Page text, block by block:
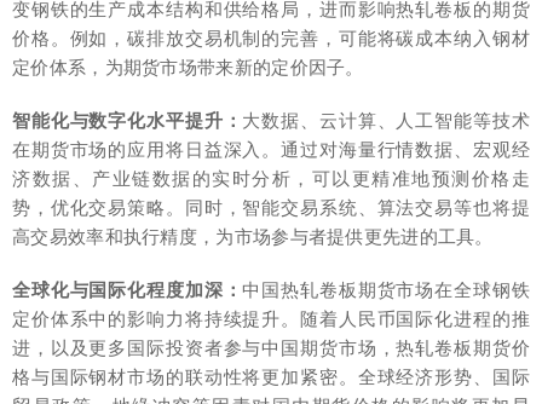
变钢铁的生产成本结构和供给格局，进而影响热轧卷板的期货
价格。例如，碳排放交易机制的完善，可能将碳成本纳入钢材
定价体系，为期货市场带来新的定价因子。
智能化与数字化水平提升： 大数据、云计算、人工智能等技术
在期货市场的应用将日益深入。通过对海量行情数据、宏观经
济数据、产业链数据的实时分析，可以更精准地预测价格走
势，优化交易策略。同时，智能交易系统、算法交易等也将提
高交易效率和执行精度，为市场参与者提供更先进的工具。
全球化与国际化程度加深：中国热轧卷板期货市场在全球钢铁
定价体系中的影响力将持续提升。随着人民币国际化进程的推
进，以及更多国际投资者参与中国期货市场，热轧卷板期货价
格与国际钢材市场的联动性将更加紧密。全球经济形势、国际